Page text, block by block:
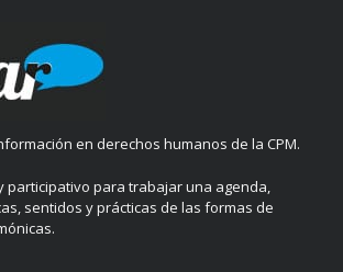
en derechos humanos de la CPM.
participativo para trabajar una agenda,
sentidos y prácticas de las formas de